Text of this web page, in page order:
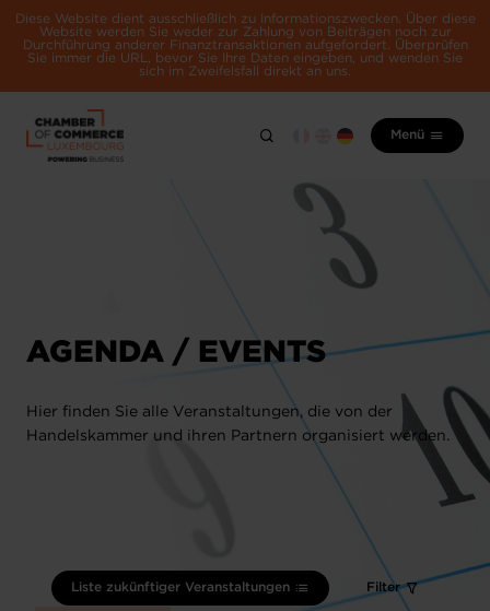
Diese Website dient ausschließlich zu Informationszwecken. Über diese
Website werden Sie weder zur Zahlung von Beiträgen noch zur
Durchführung anderer Finanztransaktionen aufgefordert. Überprüfen
Sie immer die URL, bevor Sie Ihre Daten eingeben, und wenden Sie
sich im Zweifelsfall direkt an uns.
Menü
AGENDA / EVENTS
Hier finden Sie alle Veranstaltungen, die von der
Handelskammer und ihren Partnern organisiert werden.
Liste zukünftiger Veranstaltungen Filter